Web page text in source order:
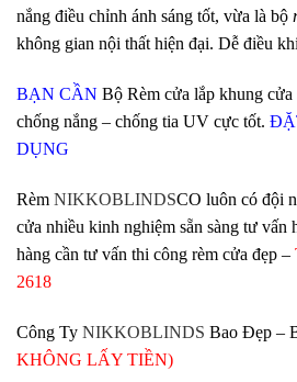
nắng điều chỉnh ánh sáng tốt, vừa là bộ
không gian nội thất hiện đại. Dễ điều
BẠN CẦN Bộ Rèm cửa lắp khung
chống nắng – chống tia UV cực tốt.
DỤNG
Rèm NIKKOBLINDSCO luôn có đội
cửa nhiều kinh nghiệm sẵn sàng tư vấn
hàng cần tư vấn thi công rèm cửa đẹp –
2618
Công Ty NIKKOBLINDS Bao Đẹp –
KHÔNG LẤY TIỀN)